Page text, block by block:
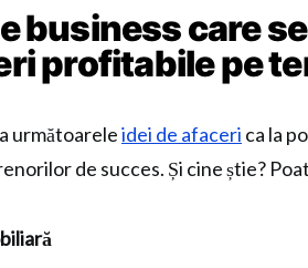
business care
profitabile pe
următoareleidei de afaceri ca la
de succes. Și cine știe?